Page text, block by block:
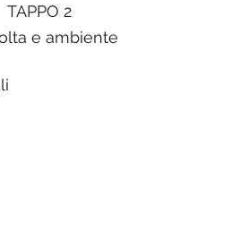
TAPPO 2
e ambiente